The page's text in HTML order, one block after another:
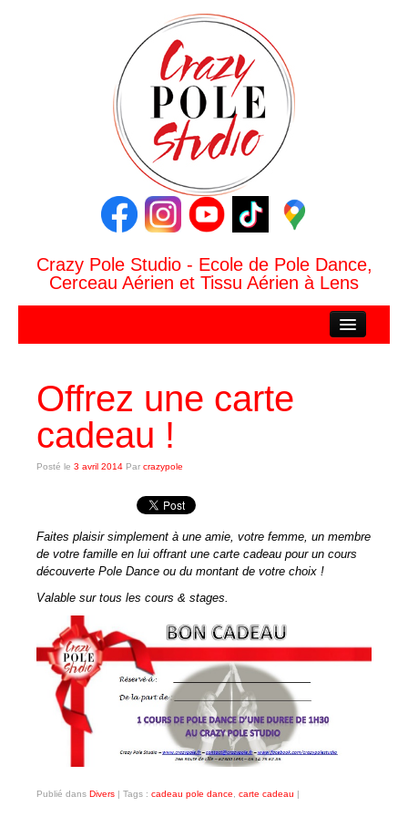
Crazy Pole Studio - Ecole de Pole Dance,
Cerceau Aérien et Tissu Aérien à Lens
Le Studio Crazy Pole
Les cours
Tarifs des cours
Planning des cours
Réserver un cours
RESERVATION
Planning Réservation
Connexion
Inscription
Réservation
LA POLE DANCE
Qu’est ce que la Pole Dance ?
Offrez une carte
cadeau !
Posté le 3 avril 2014 Par crazypole
Faites plaisir simplement à une amie, votre femme, un membre
de votre famille en lui offrant une carte cadeau pour un cours
découverte Pole Dance ou du montant de votre choix !
Valable sur tous les cours & stages.
Publié dans Divers | Tags : cadeau pole dance carte cadeau |